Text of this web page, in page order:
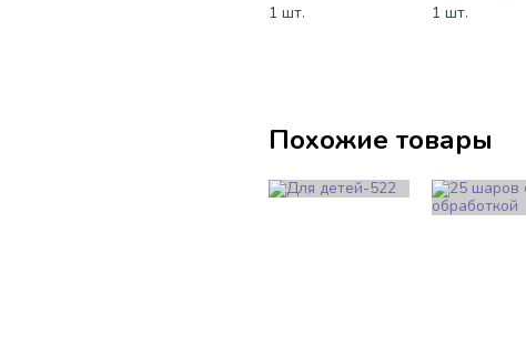
1 шт.
1 шт.
Похожие товары